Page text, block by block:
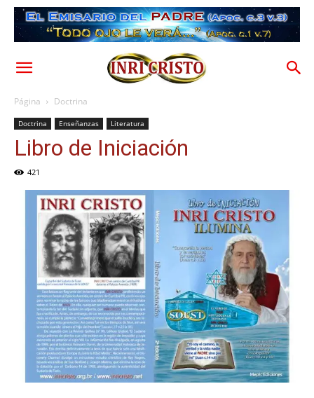
Página Doctrina
Doctrina Enseñanzas Literatura
Libro de Iniciación
421